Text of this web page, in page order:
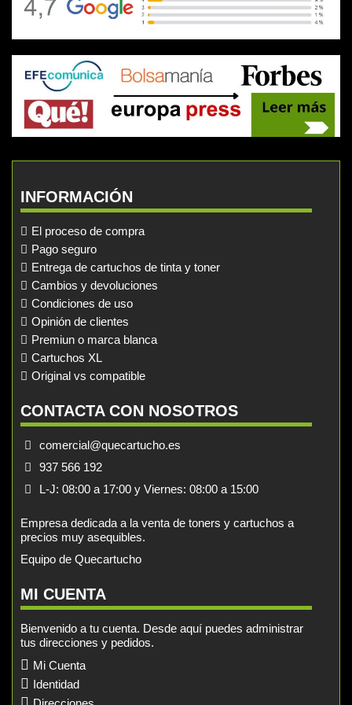
INFORMACIÓN
El proceso de compra
Pago seguro
Entrega de cartuchos de tinta y toner
Cambios y devoluciones
Condiciones de uso
Opinión de clientes
Premiun o marca blanca
Cartuchos XL
Original vs compatible
CONTACTA CON NOSOTROS
comercial@quecartucho.es
937 566 192
L-J: 08:00 a 17:00 y Viernes: 08:00 a 15:00
Empresa dedicada a la venta de toners y cartuchos a
precios muy asequibles.
Equipo de Quecartucho
MI CUENTA
Bienvenido a tu cuenta. Desde aquí puedes administrar
tus direcciones y pedidos.
Mi Cuenta
Identidad